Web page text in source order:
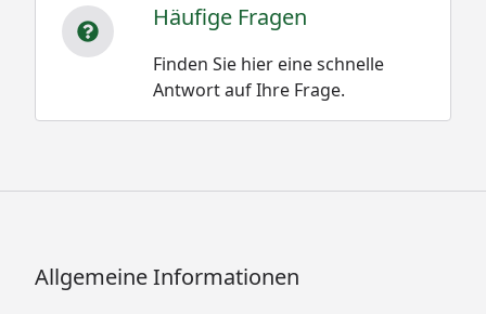
Häufige Fragen
Finden Sie hier eine schnelle
Antwort auf Ihre Frage.
Allgemeine Informationen